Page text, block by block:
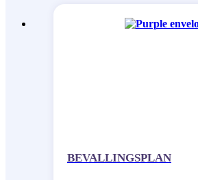
BEVALLINGSPLAN